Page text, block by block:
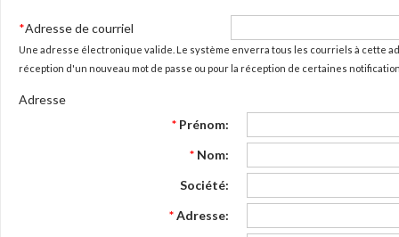
Adresse de courriel
*
Une adresse électronique valide. Le système enverra tous les courriels à cette
réception d'un nouveau mot de passe ou pour la réception de certaines
Adresse
* Prénom:
* Nom:
Société:
*Adresse: